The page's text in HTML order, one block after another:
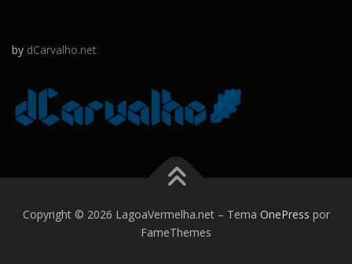
by dCarvalho.net
Copyright © 2026 LagoaVermelha.net – Tema OnePress por
FameThemes